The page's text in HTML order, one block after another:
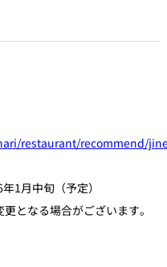
restaurant/recommend/
1月中旬（予定）
となる場合がございます。